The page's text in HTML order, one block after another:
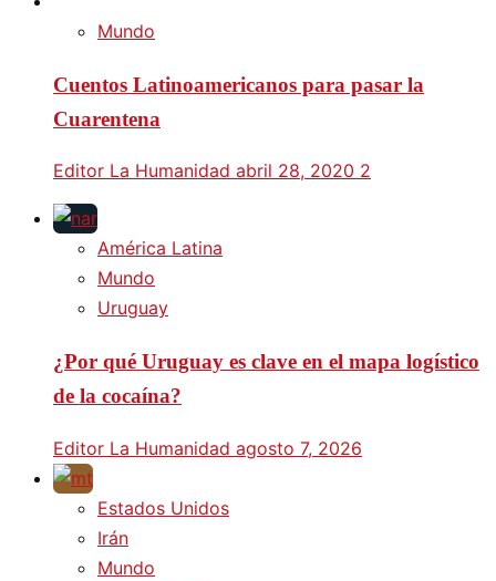
Mundo
Cuentos Latinoamericanos para pasar la
Cuarentena
Editor La Humanidad abril 28, 2020 2
América Latina
Mundo
Uruguay
¿Por qué Uruguay es clave en el mapa logístico
de la cocaína?
Editor La Humanidad agosto 7, 2026
Estados Unidos
Irán
Mundo